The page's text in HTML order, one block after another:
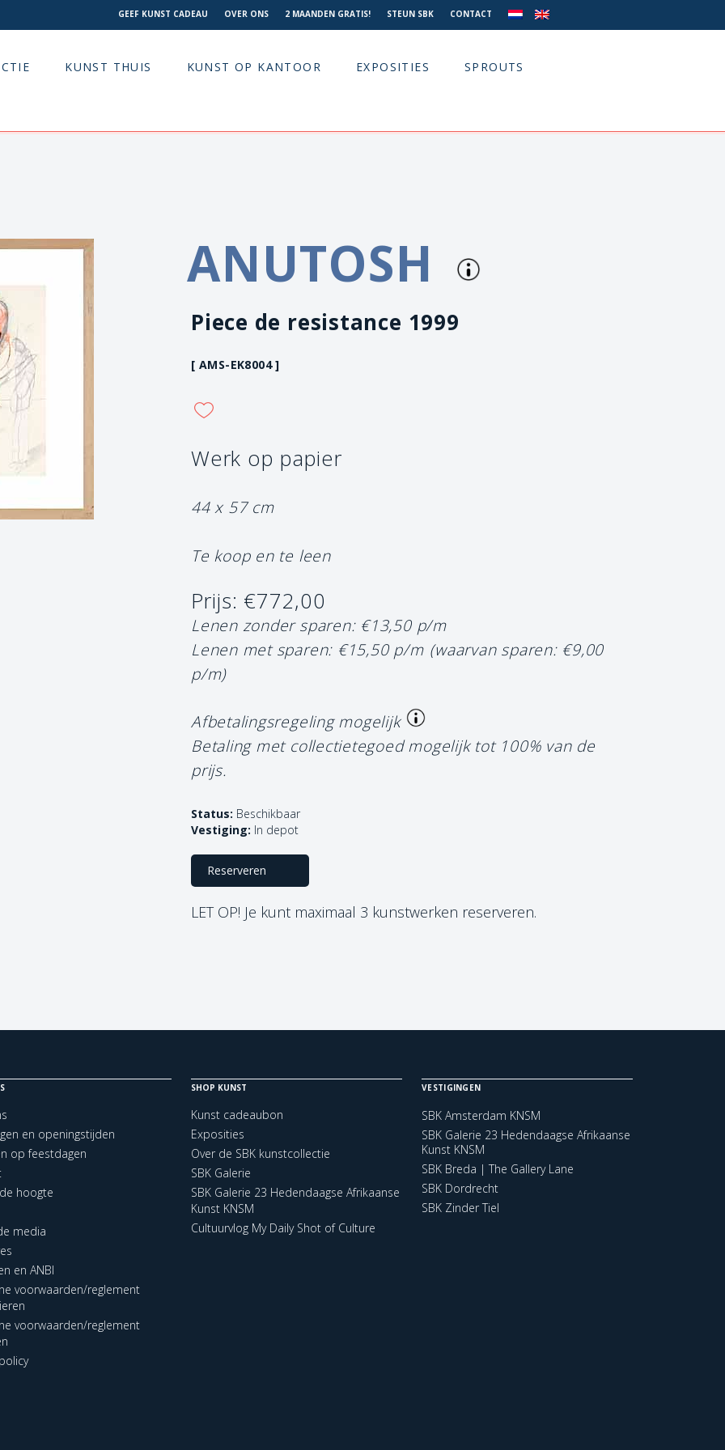
GEEF KUNST CADEAU OVER ONS 2 MAANDEN GRATIS! STEUN SBK CONTACT
KUNST THUIS KUNST OP KANTOOR EXPOSITIES SPROUTS
ANUTOSH
Piece de resistance 1999
[ AMS-EK8004 ]
Werk op papier
44 x 57 cm
Te koop en te leen
Prijs: €772,00
Lenen zonder sparen: €13,50 p/m
Lenen met sparen: €15,50 p/m (waarvan sparen: €9,00
p/m)
Afbetalingsregeling mogelijk
Betaling met collectietegoed mogelijk tot 100% van de
prijs.
Status: Beschikbaar
Vestiging: In depot
Reserveren
LET OP! Je kunt maximaal 3 kunstwerken reserveren.
en openingstijden
op feestdagen
hoogte
media
en ANBI
voorwaarden/reglement
voorwaarden/reglement
SHOP KUNST
Kunst cadeaubon
Exposities
Over de SBK kunstcollectie
SBK Galerie
SBK Galerie 23 Hedendaagse Afrikaanse
Kunst KNSM
Cultuurvlog My Daily Shot of Culture
VESTIGINGEN
SBK Amsterdam KNSM
SBK Galerie 23 Hedendaagse Afrikaanse
Kunst KNSM
SBK Breda | The Gallery Lane
SBK Dordrecht
SBK Zinder Tiel